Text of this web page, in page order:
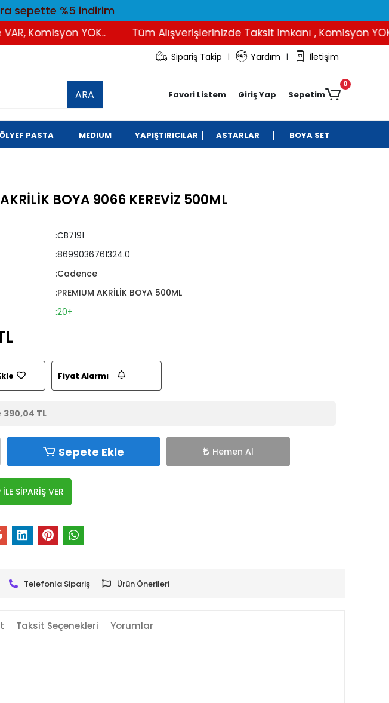
sepette %5 indirim
Komisyon YOK.. Tüm Alışverişlerinizde Taksit imkanı , Komisyon YOK..
Sipariş Takip | Yardım | İletişim
ARA Favori Listem Giriş Yap Sepetim
0
PASTA MEDIUM YAPIŞTIRICILAR ASTARLAR BOYA SET
BOYA 9066 KEREVİZ 500ML
:CB7191
:8699036761324.0
:Cadence
:PREMIUM AKRİLİK BOYA 500ML
:20+
Fiyat Alarmı
390,04 TL
Sepete Ekle Hemen Al
SİPARİŞ VER
Telefonla Sipariş Ürün Önerileri
Taksit Seçenekleri Yorumlar